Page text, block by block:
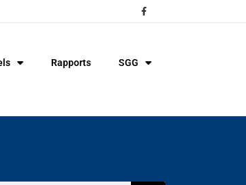
Rapports SGG